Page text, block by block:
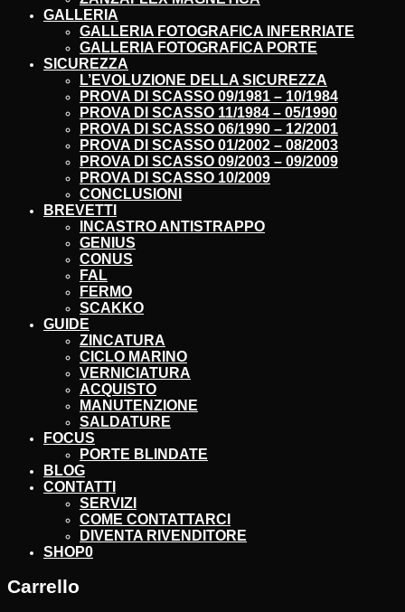
GALLERIA
GALLERIA FOTOGRAFICA INFERRIATE
GALLERIA FOTOGRAFICA PORTE
SICUREZZA
L’EVOLUZIONE DELLA SICUREZZA
PROVA DI SCASSO 09/1981 – 10/1984
PROVA DI SCASSO 11/1984 – 05/1990
PROVA DI SCASSO 06/1990 – 12/2001
PROVA DI SCASSO 01/2002 – 08/2003
PROVA DI SCASSO 09/2003 – 09/2009
PROVA DI SCASSO 10/2009
CONCLUSIONI
BREVETTI
INCASTRO ANTISTRAPPO
GENIUS
CONUS
FAL
FERMO
SCAKKO
GUIDE
ZINCATURA
CICLO MARINO
VERNICIATURA
ACQUISTO
MANUTENZIONE
SALDATURE
FOCUS
PORTE BLINDATE
BLOG
CONTATTI
SERVIZI
COME CONTATTARCI
DIVENTA RIVENDITORE
SHOP0
Carrello